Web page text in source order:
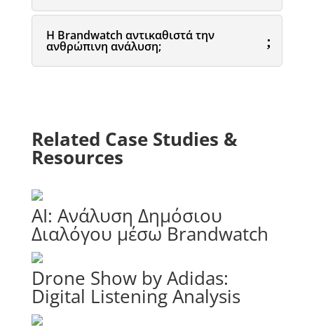
Η Brandwatch αντικαθιστά την
ανθρώπινη ανάλυση;
Related Case Studies &
Resources
AI: Ανάλυση Δημόσιου
Διαλόγου μέσω Brandwatch
Drone Show by Adidas:
Digital Listening Analysis